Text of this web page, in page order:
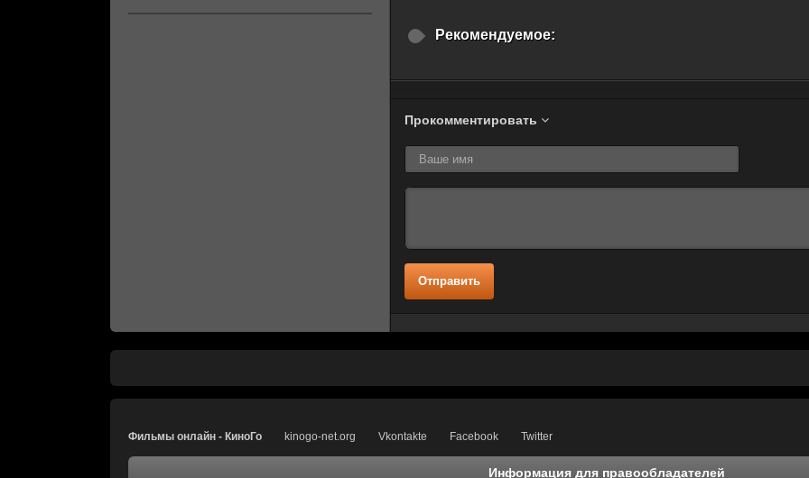
Рекомендуемое:
Прокомментировать
Отправить
Фильмы онлайн - КиноГо kinogo-net.org Vkontakte Facebook Twitter
Информация для правообладателей